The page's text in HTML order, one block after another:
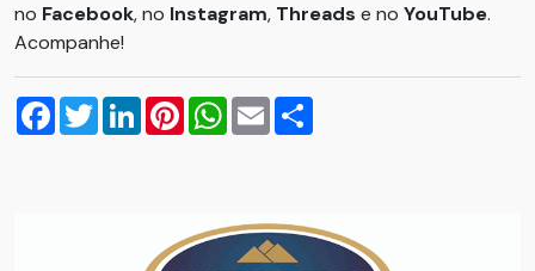
no Facebook, no Instagram, Threads e no YouTube.
Acompanhe!
Facebook
TwitterLinkedInPinterestWhatsApp
Email